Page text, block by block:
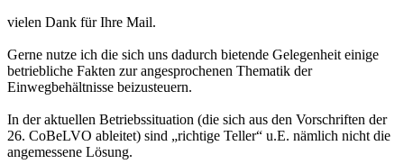
vielen Dank für Ihre Mail.
Gerne nutze ich die sich uns dadurch bietende Gelegenheit einige
betriebliche Fakten zur angesprochenen Thematik der
Einwegbehältnisse beizusteuern.
In der aktuellen Betriebssituation (die sich aus den Vorschriften der
26. CoBeLVO ableitet) sind „richtige Teller“ u.E. nämlich nicht die
angemessene Lösung.